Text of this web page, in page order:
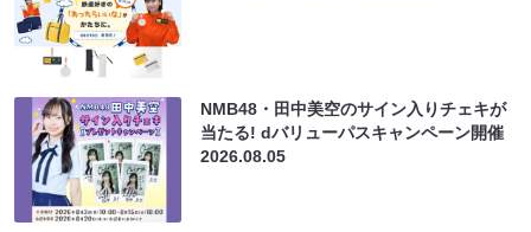
NMB48・田中美空のサイン入りチェキが
当たる! dバリューパスキャンペーン開催
2026.08.05